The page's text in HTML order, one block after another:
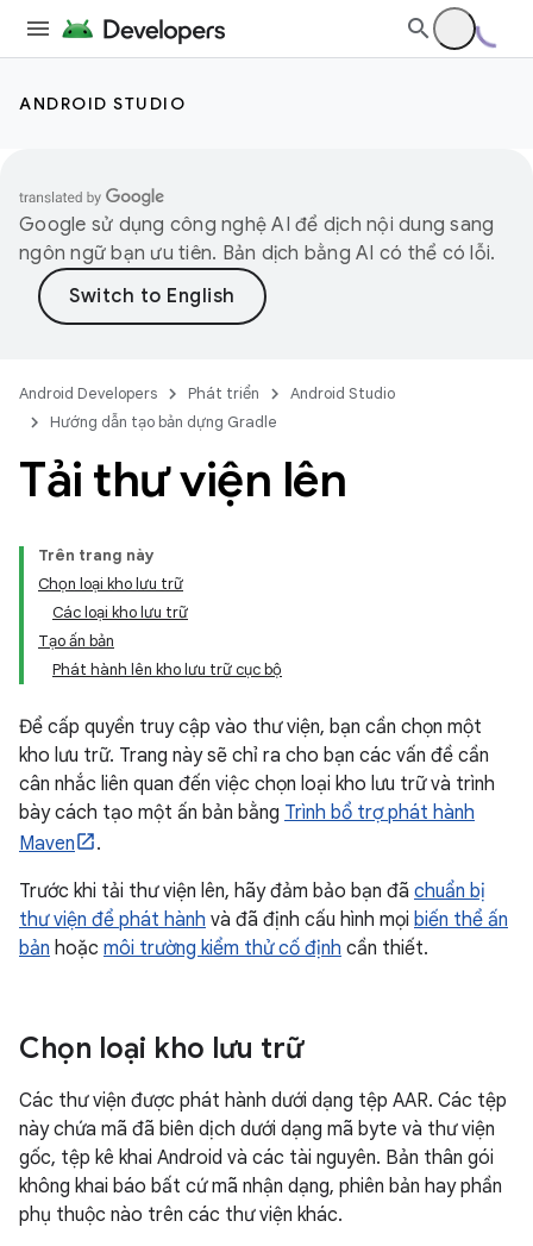
ANDROID STUDIO
Google sử dụng công nghệ AI để dịch nội dung sang
ngôn ngữ bạn ưu tiên. Bản dịch bằng AI có thể có lỗi.
Android Developers Phát triển
Android Studio
Hướng dẫn tạo bản dựng Gradle
Tải thư viện lên
Trên trang này
Chọn loại kho lưu trữ
Các loại kho lưu trữ
Tạo ấn bản
Phát hành lên kho lưu trữ cục bộ
Để cấp quyền truy cập vào thư viện, bạn cần chọn một
kho lưu trữ. Trang này sẽ chỉ ra cho bạn các vấn đề cần
cân nhắc liên quan đến việc chọn loại kho lưu trữ và trình
bày cách tạo một ấn bản bằng Trình bổ trợ phát hành
Maven
.
Trước khi tải thư viện lên, hãy đảm bảo bạn đã chuẩn bị
thư viện để phát hành và đã định cấu hình mọi biến thể ấn
bản hoặc môi trường kiểm thử cố định cần thiết.
Chọn loại kho lưu trữ
Các thư viện được phát hành dưới dạng tệp AAR. Các tệp
này chứa mã đã biên dịch dưới dạng mã byte và thư viện
gốc, tệp kê khai Android và các tài nguyên. Bản thân gói
không khai báo bất cứ mã nhận dạng, phiên bản hay phần
phụ thuộc nào trên các thư viện khác.